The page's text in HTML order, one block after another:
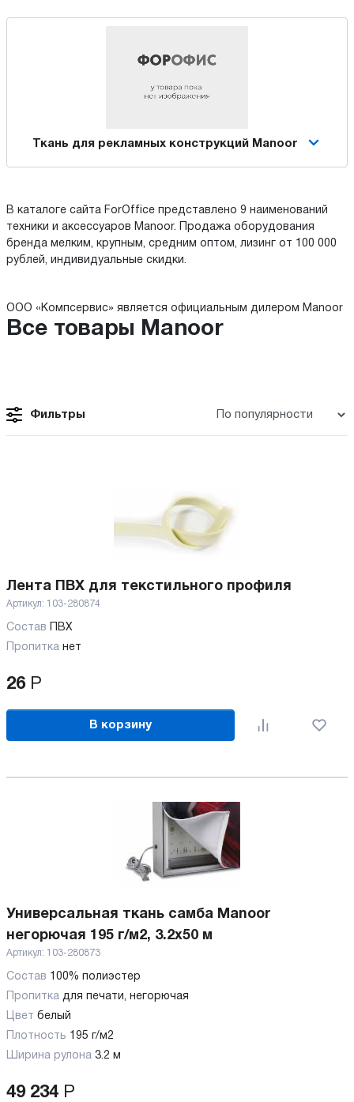
Ткань для рекламных конструкций Manoor
В каталоге сайта ForOffice представлено 9 наименований
техники и аксессуаров Manoor. Продажа оборудования
бренда мелким, крупным, средним оптом, лизинг от 100 000
рублей, индивидуальные скидки.
ООО «Компсервис» является официальным дилером Manoor
Все товары Manoor
Фильтры
Лента ПВХ для текстильного профиля
Артикул: 103-280874
Состав
ПВХ
Пропитка нет
26 Р
В корзину
Универсальная ткань самба Manoor
негорючая 195 г/м2, 3.2х50 м
Артикул: 103-280873
Состав 100% полиэстер
Пропитка для печати, негорючая
Цвет белый
Плотность 195 г/м2
Ширина рулона 3.2 м
49 234 Р